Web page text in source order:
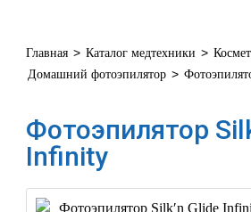
Главная > Каталог медтехники >
Домашний фотоэпилятор >
Фотоэпилятор
Infinity